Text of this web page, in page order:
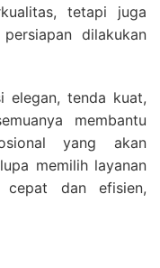
tetapi juga
dilakukan
elegan, tenda kuat,
membantu
yang akan
memilih layanan
cepat dan efisien,